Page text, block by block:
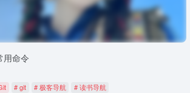
用命令
# git # 极客导航 # 读书导航